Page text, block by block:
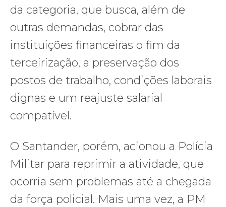
da categoria, que busca, além de
outras demandas, cobrar das
instituições financeiras o fim da
terceirização, a preservação dos
postos de trabalho, condições laborais
dignas e um reajuste salarial
compatível.
O Santander, porém, acionou a Polícia
Militar para reprimir a atividade, que
ocorria sem problemas até a chegada
da força policial. Mais uma vez, a PM